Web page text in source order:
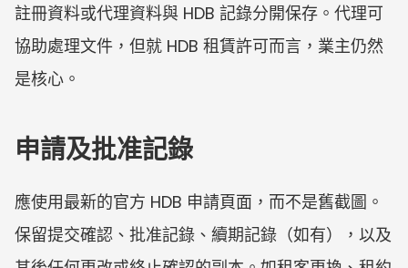
註冊資料或代理資料與 HDB 記錄分開保存。代理可
協助處理文件，但就 HDB 租賃許可而言，業主仍然
是核心。
申請及批准記錄
應使用最新的官方 HDB 申請頁面，而不是舊截圖。
保留提交確認、批准記錄、續期記錄（如有），以及